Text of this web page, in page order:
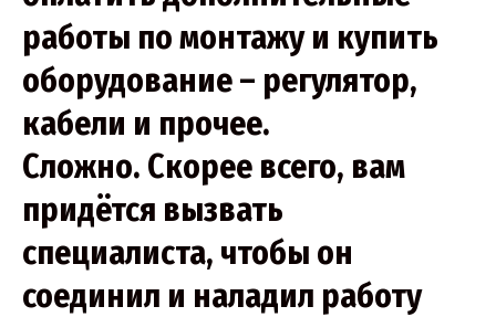
работы по монтажу и купить
оборудование – регулятор,
кабели и прочее.
Сложно. Скорее всего, вам
придётся вызвать
специалиста, чтобы он
соединил и наладил работу